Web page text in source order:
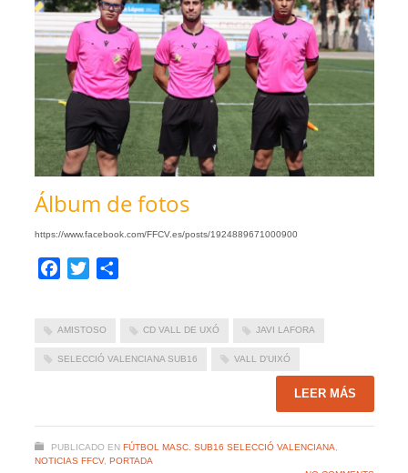
Álbum de fotos
https://www.facebook.com/FFCV.es/posts/1924889671000900
Facebook
Twitter
AMISTOSO CD VALL DE UXÓ JAVI LAFORA
SELECCIÓ VALENCIANA SUB16 VALL D'UIXÓ
LEER MÁS
PUBLICADO EN FÚTBOL MASC. SUB16 SELECCIÓ VALENCIANA
NOTICIAS FFCV, PORTADA